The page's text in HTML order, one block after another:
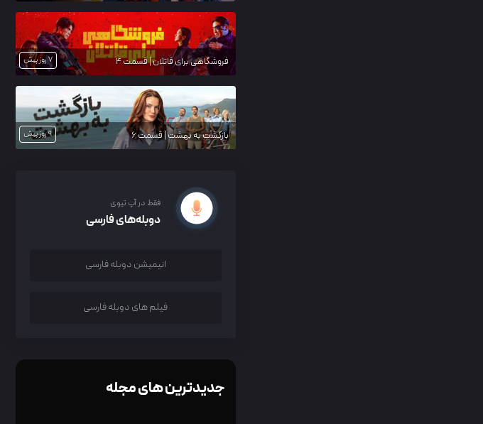
فروشگاهی برای قاتلان | قسمت 4 7 روز پیش
بازگشت به بهشت | قسمت 6 9 روز پیش
فقط در آپ تیوی
دوبله‌های فارسی
انیمیشن دوبله فارسی
فیلم های دوبله فارسی
جدیدترین های مجله